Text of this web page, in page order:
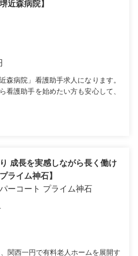
近森病院】
森病院」看護助手求人になります。
看護助手を始めたい方も安心して、
成長を実感しながら長く働け
ライム神石】
ーコート プライム神石
関西一円で有料老人ホームを展開す